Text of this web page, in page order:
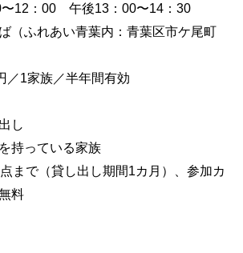
〜12：00 午後13：00〜14：30
（ふれあい青葉内：青葉区市ケ尾町
／1家族／半年間有効
し
持っている家族
まで（貸し出し期間1カ月）、参加カ
料